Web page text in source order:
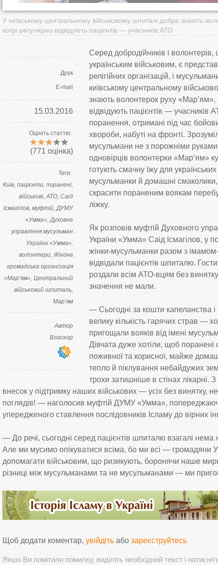
У київському центральному військовому шпиталі добре знають
котрі регулярно відвідують пацієнтів — учасників АТО
Друк
E-mail
15.03.2016
Оцініть статтю:
(771 оцінка)
Теги:
Київ пацієнти поранені
військові АТО Саід
Ісмагілов муфтій ДУМУ
«Умма» Духовне
управління мусульман
України «Умма»
волонтери Жіноча
громадська організація
«Мар’ям» Центральний
військовий шпиталь
Мар’ям
Автор
Власкор
Серед добродійників і
українським військовим, є
релігійних організацій, і
київському центральному
знають волонтерок руху «Мар’ям»,
відвідують пацієнтів — учасників
поранення, отримані під час
хвороби, набуті на фронті.
мусульмани не з порожніми
одновірців волонтерки «Мар’ям»
готують смачну їжу для українських
мусульманки й домашні
скрасити пораненим воякам
ліжку.
Як розповів муфтій Духовного
України «Умма» Саід Ісмагілов, у
жінки-мусульманки разом з
відвідали пацієнтів шпиталю.
роздали всім АТО-вцям без
значення не мали.
— Сьогодні за кошти капеланства і
велику кількість гарячих страв —
пригощали вояків від імені
Дівчата дуже хотіли, щоб поранені
поживної та корисної, майже
тепло й піклування небайдужих
трохи затишніше в стінах лікарні.
внесок у підтримку наших військових — усіх без винятку,
поглядів! — наголосив муфтій ДУМУ «Умма»,
упередженого ставлення послідовників Ісламу до вірних
— До речі, сьогодні серед пацієнтів шпиталю взагалі
Але ми мусимо опікуватися всіма, бо ми всі — громадяни
допомагати військовим, що ризикують, боронячи наше
різниці між мусульманами та не мусульманами — ми
Щоб додати коментар, увійдіть абозареєструйтесь
Якшо Ви помітили помилку, виділіть необхідний текст і